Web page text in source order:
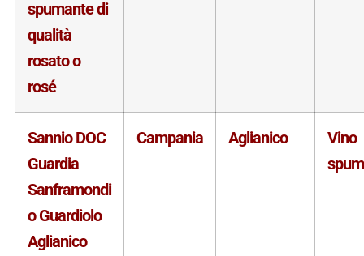
spumante di
qualità
rosato o
rosé
Sannio DOC
Guardia
Sanframondi
o Guardiolo
Aglianico
Campania Aglianico
Vino